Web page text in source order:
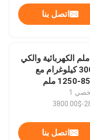
اتصل بنا
سكتة رفع 160 ملم الكهربائية والكي
باليت ستاكر 3000 كيلوغرام مع
اتصل بنا